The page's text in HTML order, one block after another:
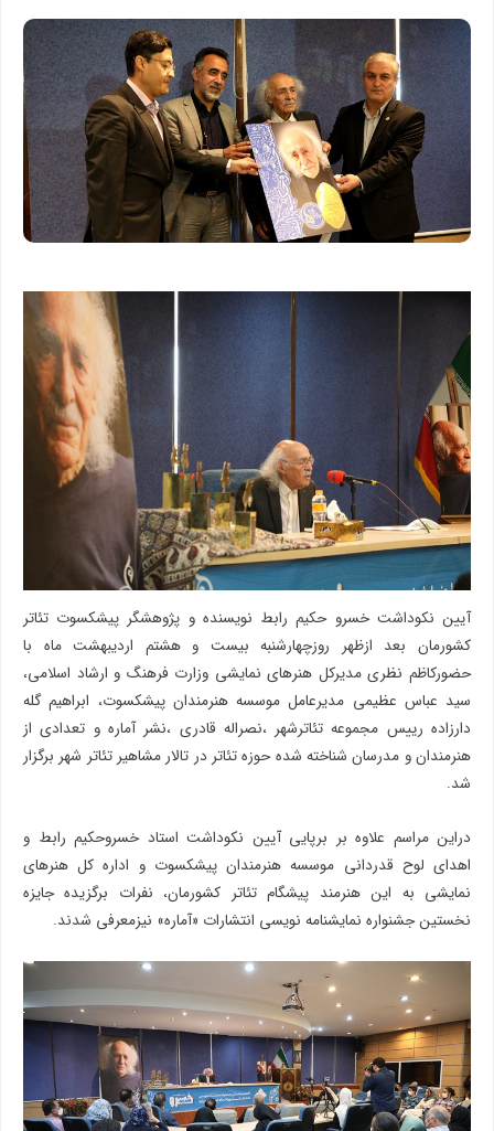
آیین نکوداشت خسرو حکیم رابط نویسنده و پژوهشگر پیشکسوت تئاتر
کشورمان بعد ازظهر روزچهارشنبه بیست و هشتم اردیبهشت ماه با
حضورکاظم نظری مدیرکل هنرهای نمایشی وزارت فرهنگ و ارشاد اسلامی،
سید عباس عظیمی مدیرعامل موسسه هنرمندان پیشکسوت، ابراهیم گله
دارزاده رییس مجموعه تئاترشهر ،نصراله قادری ،نشر آماره و تعدادی از
هنرمندان و مدرسان شناخته شده حوزه تئاتر در تالار مشاهیر تئاتر شهر برگزار
شد.
دراین مراسم علاوه بر برپایی آیین نکوداشت استاد خسروحکیم رابط و
اهدای لوح قدردانی موسسه هنرمندان پیشکسوت و اداره کل هنرهای
نمایشی به این هنرمند پیشگام تئاتر کشورمان، نفرات برگزیده جایزه
نخستین جشنواره نمایشنامه نویسی انتشارات «آماره» نیزمعرفی شدند.